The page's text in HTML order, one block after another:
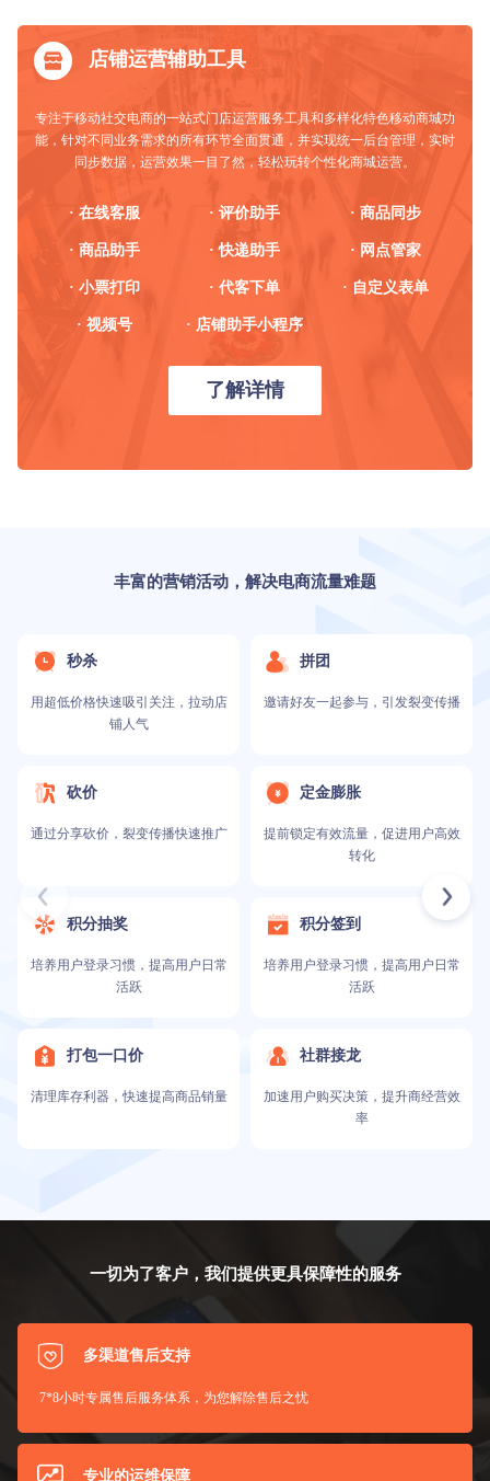
店铺运营辅助工具
专注于移动社交电商的一站式门店运营服务工具和多样化特色移动商城功
能，针对不同业务需求的所有环节全面贯通，并实现统一后台管理，实时
同步数据，运营效果一目了然，轻松玩转个性化商城运营。
· 在线客服 · 评价助手 · 商品同步
· 商品助手 · 快递助手 · 网点管家
· 小票打印 · 代客下单 · 自定义表单
· 视频号 · 店铺助手小程序
了解详情
丰富的营销活动，解决电商流量难题
秒杀
用超低价格快速吸引关注，拉动店
铺人气
拼团
邀请好友一起参与，引发裂变传播
砍价
通过分享砍价，裂变传播快速推广
定金膨胀
提前锁定有效流量，促进用户高效
转化
积分抽奖
培养用户登录习惯，提高用户日常
活跃
积分签到
培养用户登录习惯，提高用户日常
活跃
打包一口价
清理库存利器，快速提高商品销量
社群接龙
加速用户购买决策，提升商经营效
率
一切为了客户，我们提供更具保障性的服务
多渠道售后支持
7*8小时专属售后服务体系，为您解除售后之忧
专业的运维保障